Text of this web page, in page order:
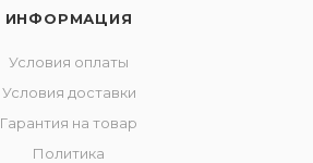
ИНФОРМАЦИЯ
Условия оплаты
Условия доставки
Гарантия на товар
Политика